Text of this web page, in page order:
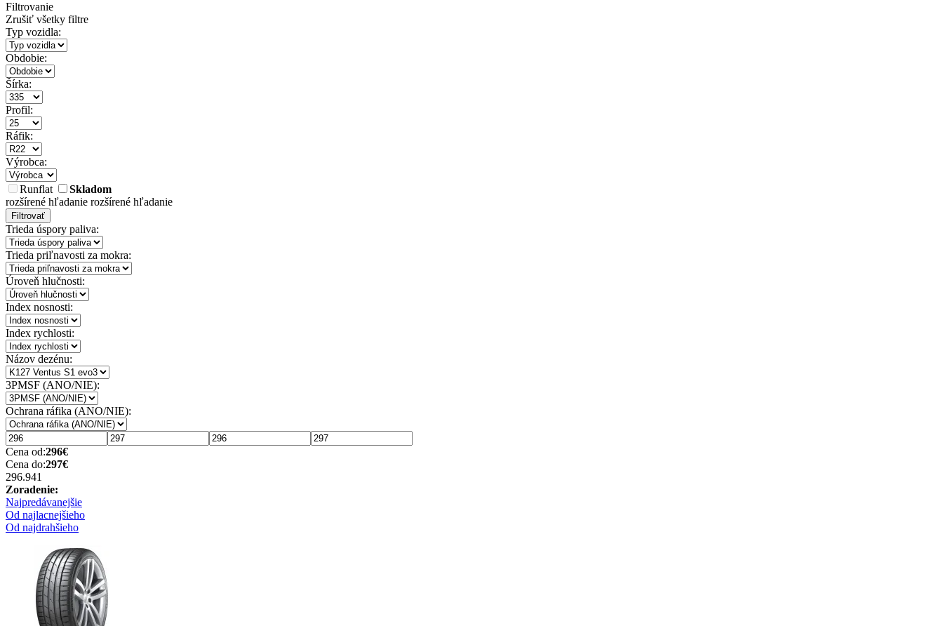
Filtrovanie
Zrušiť všetky filtre
Typ vozidla:
Obdobie:
Šírka:
Profil:
Ráfik:
Výrobca:
Runflat
Skladom
rozšírené hľadanie rozšírené hľadanie
Filtrovať
Trieda úspory paliva:
Trieda priľnavosti za mokra:
Úroveň hlučnosti:
Index nosnosti:
Index rychlosti:
Názov dezénu:
3PMSF (ANO/NIE):
Ochrana ráfika (ANO/NIE):
Cena od:296€
Cena do:297€
296.941
Zoradenie:
Najpredávanejšie
Od najlacnejšieho
Od najdrahšieho